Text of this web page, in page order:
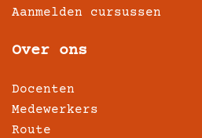
Aanmelden cursussen
Over ons
Docenten
Medewerkers
Route